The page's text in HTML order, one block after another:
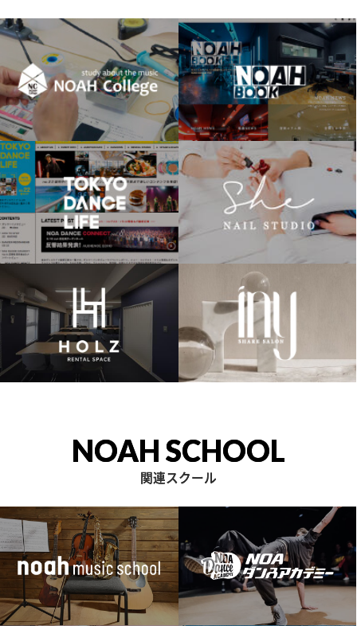
NOAH SCHOOL
関連スクール